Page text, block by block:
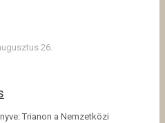
26.
Trianon a Nemzetközi